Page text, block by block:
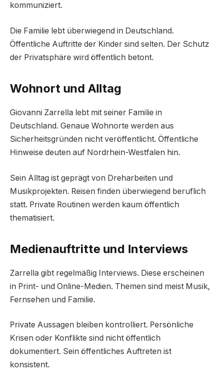
kommuniziert.
Die Familie lebt überwiegend in Deutschland.
Öffentliche Auftritte der Kinder sind selten. Der Schutz
der Privatsphäre wird öffentlich betont.
Wohnort und Alltag
Giovanni Zarrella lebt mit seiner Familie in
Deutschland. Genaue Wohnorte werden aus
Sicherheitsgründen nicht veröffentlicht. Öffentliche
Hinweise deuten auf Nordrhein-Westfalen hin.
Sein Alltag ist geprägt von Dreharbeiten und
Musikprojekten. Reisen finden überwiegend beruflich
statt. Private Routinen werden kaum öffentlich
thematisiert.
Medienauftritte und Interviews
Zarrella gibt regelmäßig Interviews. Diese erscheinen
in Print- und Online-Medien. Themen sind meist Musik,
Fernsehen und Familie.
Private Aussagen bleiben kontrolliert. Persönliche
Krisen oder Konflikte sind nicht öffentlich
dokumentiert. Sein öffentliches Auftreten ist
konsistent.